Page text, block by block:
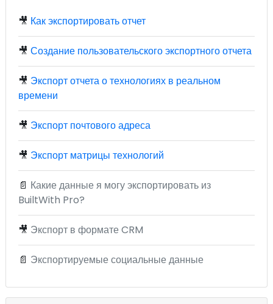
🎥 Как экспортировать отчет
🎥 Создание пользовательского экспортного отчета
🎥 Экспорт отчета о технологиях в реальном
времени
🎥 Экспорт почтового адреса
🎥 Экспорт матрицы технологий
📄 Какие данные я могу экспортировать из
BuiltWith Pro?
🎥 Экспорт в формате CRM
📄 Экспортируемые социальные данные